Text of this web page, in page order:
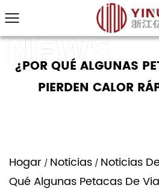
¿POR QUÉ ALGUNAS
PIERDEN CALOR
Hogar / Noticias / Noticias
Qué Algunas Petacas De